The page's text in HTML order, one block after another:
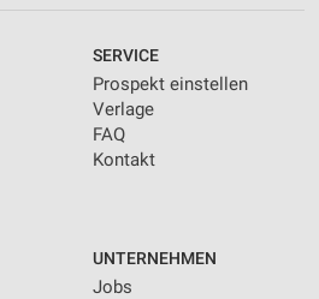
SERVICE
Prospekt einstellen
Verlage
FAQ
Kontakt
UNTERNEHMEN
Jobs